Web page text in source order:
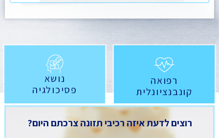
רפואה
קונבנציונלית
נושא
פסיכולגיה
רוצים לדעת איזה רכיבי תזונה צרכתם היום?